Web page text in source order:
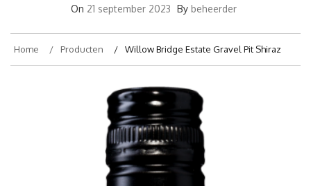
On 21 september 2023 By beheerder
Home Producten Willow Bridge Estate Gravel Pit Shiraz